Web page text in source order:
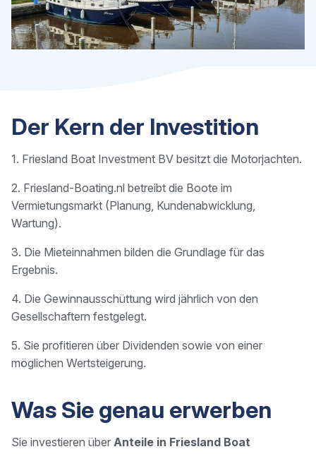
Der Kern der Investition
1. Friesland Boat Investment BV besitzt die Motorjachten.
2. Friesland-Boating.nl betreibt die Boote im
Vermietungsmarkt (Planung, Kundenabwicklung,
Wartung).
3. Die Mieteinnahmen bilden die Grundlage für das
Ergebnis.
4. Die Gewinnausschüttung wird jährlich von den
Gesellschaftern festgelegt.
5. Sie profitieren über Dividenden sowie von einer
möglichen Wertsteigerung.
Was Sie genau erwerben
Sie investieren über Anteile in Friesland Boat